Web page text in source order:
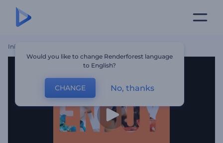
Início
Would you like to change Renderforest language
to English?
CHANGE No, thanks